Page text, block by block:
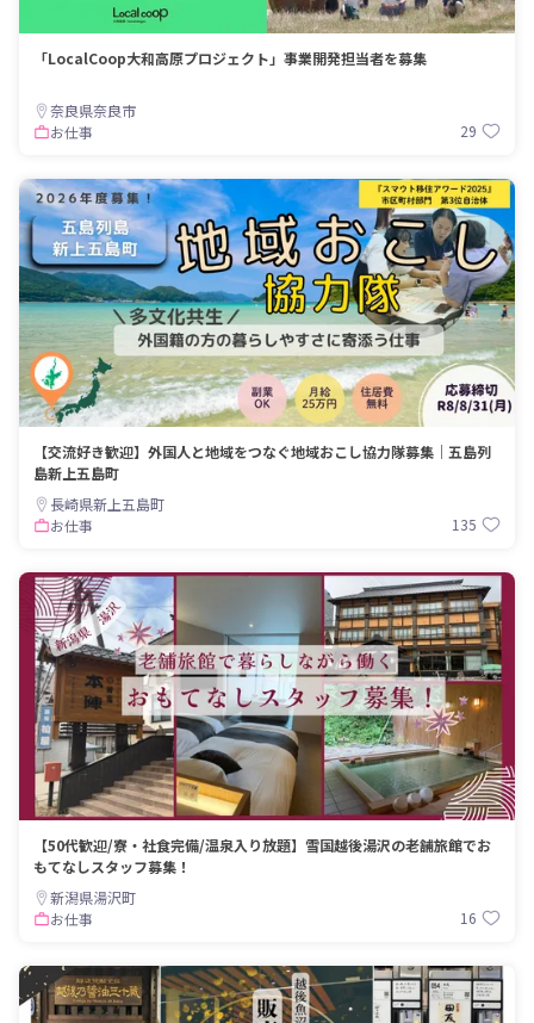
「LocalCoop大和高原プロジェクト」事業開発担当者を募集
奈良県奈良市
お仕事
29
【交流好き歓迎】外国人と地域をつなぐ地域おこし協力隊募集｜五島列
島新上五島町
長崎県新上五島町
お仕事
135
【50代歓迎/寮・社食完備/温泉入り放題】雪国越後湯沢の老舗旅館でお
もてなしスタッフ募集！
新潟県湯沢町
お仕事
16